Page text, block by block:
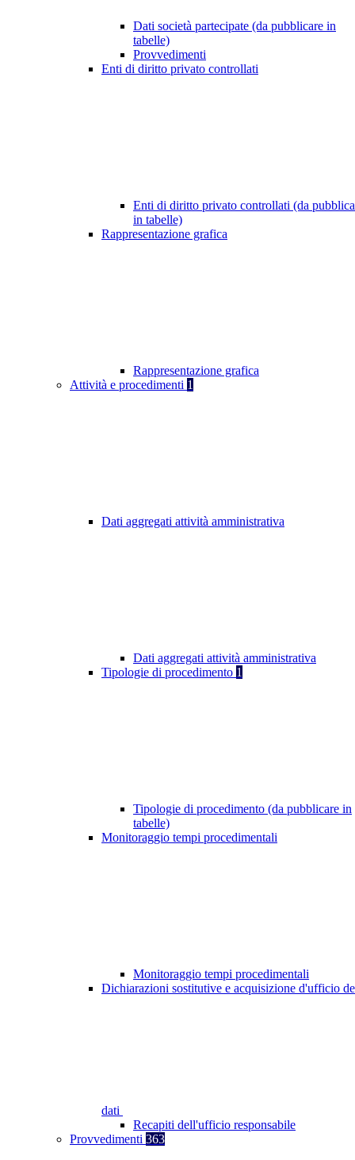
Dati società partecipate (da pubblicare in
tabelle)
Provvedimenti
Enti di diritto privato controllati
Enti di diritto privato controllati (da
in tabelle)
Rappresentazione grafica
Rappresentazione grafica
Attività e procedimenti 1
Dati aggregati attività amministrativa
Dati aggregati attività amministrativa
Tipologie di procedimento 1
Tipologie di procedimento (da pubblicare in
tabelle)
Monitoraggio tempi procedimentali
Monitoraggio tempi procedimentali
Dichiarazioni sostitutive e acquisizione d'ufficio
dati
Recapiti dell'ufficio responsabile
Provvedimenti 363